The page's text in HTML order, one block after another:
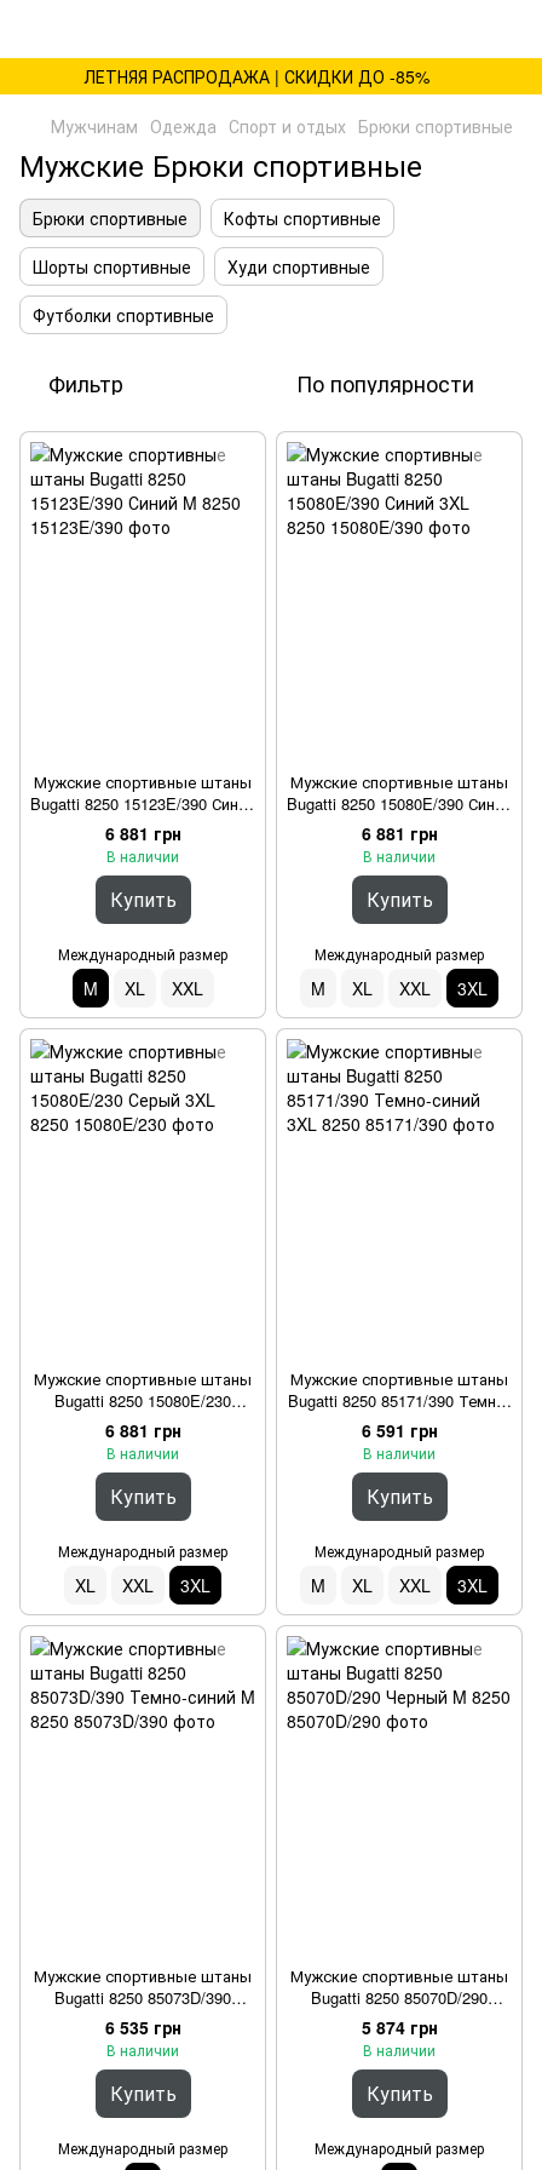
ЛЕТНЯЯ РАСПРОДАЖА | СКИДКИ ДО -85%
Мужчинам Одежда Спорт и отдых Брюки спортивные
Мужские Брюки спортивные
Брюки спортивные
Кофты спортивные
Шорты спортивные
Худи спортивные
Футболки спортивные
Фильтр По популярности
Мужские спортивные штаны
Bugatti 8250 15123E/390 Синий
M
6 881 грн
В наличии
Купить
Международный размер
M XL XXL
Мужские спортивные штаны
Bugatti 8250 15080E/390 Синий
3XL
6 881 грн
В наличии
Купить
Международный размер
M XL XXL 3XL
Мужские спортивные штаны
Bugatti 8250 15080E/230
Серый 3XL
6 881 грн
В наличии
Купить
Международный размер
XL XXL 3XL
Мужские спортивные штаны
Bugatti 8250 85171/390 Темно-
синий 3XL
6 591 грн
В наличии
Купить
Международный размер
M XL XXL 3XL
Мужские спортивные штаны
Bugatti 8250 85073D/390
Темно-синий M
6 535 грн
В наличии
Купить
Международный размер
Мужские спортивные штаны
Bugatti 8250 85070D/290
Черный M
5 874 грн
В наличии
Купить
Международный размер